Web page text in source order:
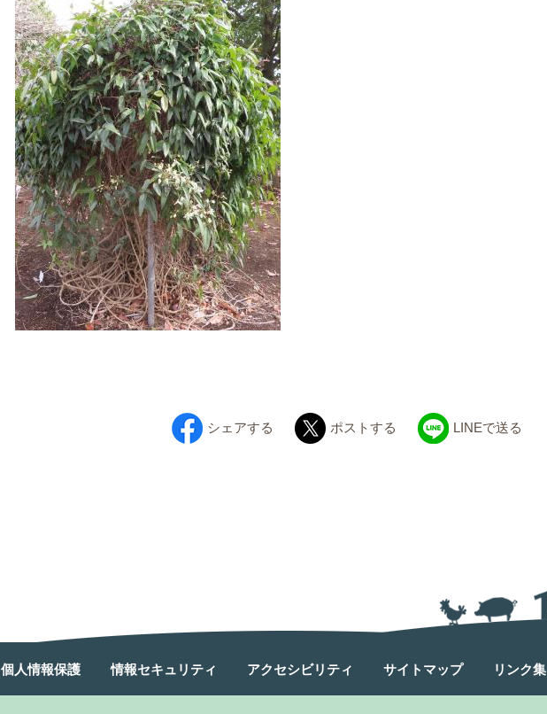
シェアする ポストする LINEで送る
個人情報保護 情報セキュリティ アクセシビリティ サイトマップ リンク集